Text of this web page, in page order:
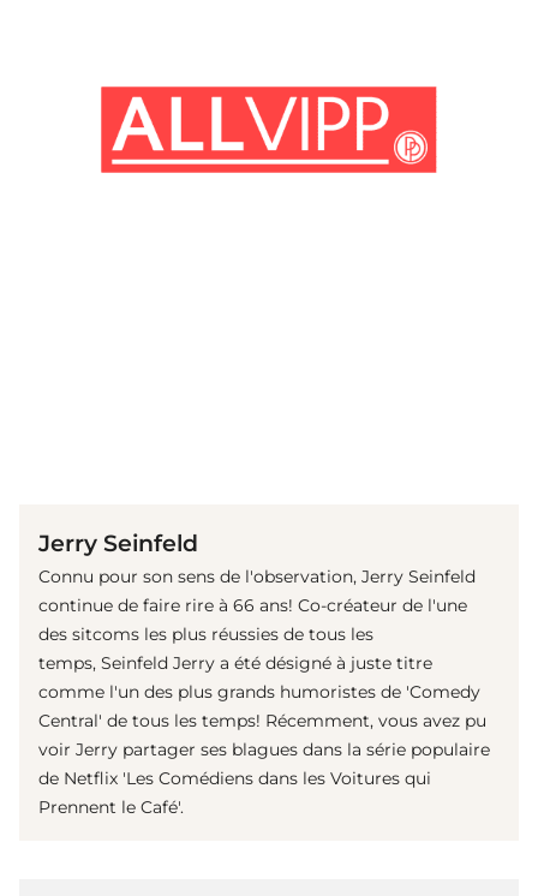
Jerry Seinfeld
Connu pour son sens de l'observation, Jerry Seinfeld
continue de faire rire à 66 ans! Co-créateur de l'une
des sitcoms les plus réussies de tous les
temps, Seinfeld Jerry a été désigné à juste titre
comme l'un des plus grands humoristes de 'Comedy
Central' de tous les temps! Récemment, vous avez pu
voir Jerry partager ses blagues dans la série populaire
de Netflix 'Les Comédiens dans les Voitures qui
Prennent le Café'.